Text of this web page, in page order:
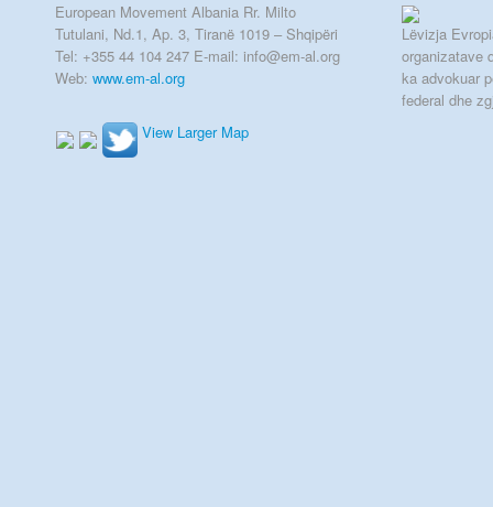
European Movement Albania Rr. Milto
Tutulani, Nd.1, Ap. 3, Tiranë 1019 – Shqipëri
Tel: +355 44 104 247 E-mail: info@em-al.org
Web: www.em-al.org
View Larger Map
Lëvizja
organizatave
ka advokuar
federal dhe